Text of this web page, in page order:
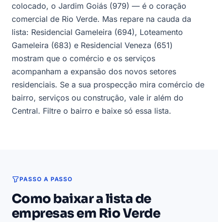
colocado, o Jardim Goiás (979) — é o coração
comercial de Rio Verde. Mas repare na cauda da
lista: Residencial Gameleira (694), Loteamento
Gameleira (683) e Residencial Veneza (651)
mostram que o comércio e os serviços
acompanham a expansão dos novos setores
residenciais. Se a sua prospecção mira comércio de
bairro, serviços ou construção, vale ir além do
Central. Filtre o bairro e baixe só essa lista.
PASSO A PASSO
Como baixar a lista de
empresas em Rio Verde